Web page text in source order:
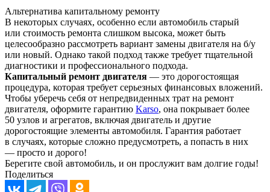
Альтернатива капитальному ремонту
В некоторых случаях, особенно если автомобиль старый
или стоимость ремонта слишком высока, может быть
целесообразно рассмотреть вариант замены двигателя на б/у
или новый. Однако такой подход также требует тщательной
диагностики и профессионального подхода.
Капитальный ремонт двигателя — это дорогостоящая
процедура, которая требует серьезных финансовых вложений.
Чтобы уберечь себя от непредвиденных трат на ремонт
двигателя, оформите гарантию Karso, она покрывает более
50 узлов и агрегатов, включая двигатель и другие
дорогостоящие элементы автомобиля. Гарантия работает
в случаях, которые сложно предусмотреть, а попасть в них
— просто и дорого!
Берегите свой автомобиль, и он прослужит вам долгие годы!
Поделиться